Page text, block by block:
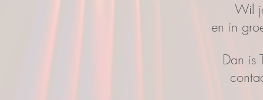
Wil
en in
Dan is